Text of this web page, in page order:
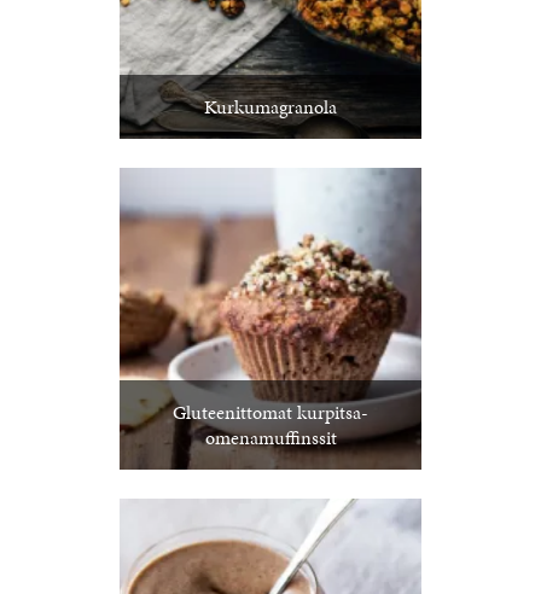
Kurkumagranola
Gluteenittomat kurpitsa-
omenamuffinssit